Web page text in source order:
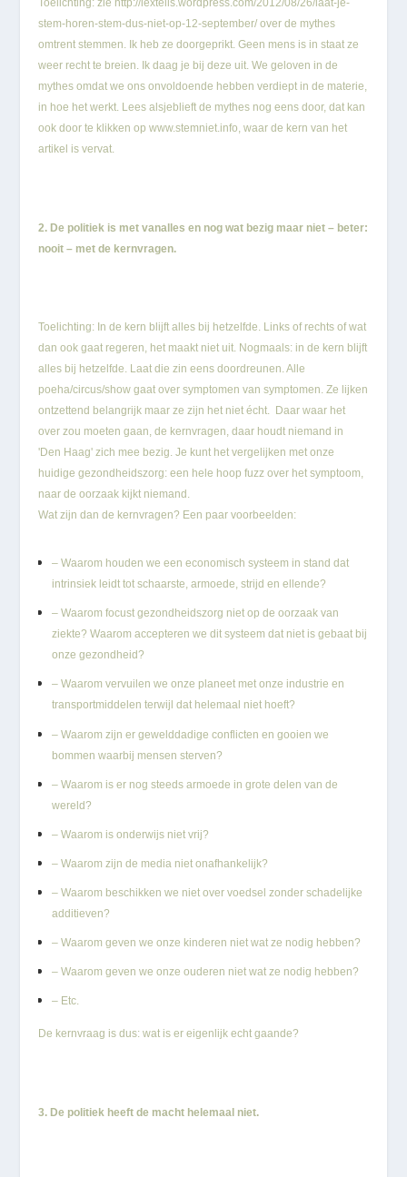
Toelichting: zie http://lextells.wordpress.com/2012/08/26/laat-je-
stem-horen-stem-dus-niet-op-12-september/ over de mythes
omtrent stemmen. Ik heb ze doorgeprikt. Geen mens is in staat ze
weer recht te breien. Ik daag je bij deze uit. We geloven in de
mythes omdat we ons onvoldoende hebben verdiept in de materie,
in hoe het werkt. Lees alsjeblieft de mythes nog eens door, dat kan
ook door te klikken opwww.stemniet.info, waar de kern van het
artikel is vervat.
2. De politiek is met vanalles en nog wat bezig maar niet – beter:
nooit – met de kernvragen.
Toelichting: In de kern blijft alles bij hetzelfde. Links of rechts of wat
dan ook gaat regeren, het maakt niet uit. Nogmaals: in de kern blijft
alles bij hetzelfde. Laat die zin eens doordreunen. Alle
poeha/circus/show gaat over symptomen van symptomen. Ze lijken
ontzettend belangrijk maar ze zijn het niet écht. Daar waar het
over zou moeten gaan, de kernvragen, daar houdt niemand in
'Den Haag' zich mee bezig. Je kunt het vergelijken met onze
huidige gezondheidszorg: een hele hoop fuzz over het symptoom,
naar de oorzaak kijkt niemand.
Wat zijn dan de kernvragen? Een paar voorbeelden:
– Waarom houden we een economisch systeem in stand dat
intrinsiek leidt tot schaarste, armoede, strijd en ellende?
– Waarom focust gezondheidszorg niet op de oorzaak van
ziekte? Waarom accepteren we dit systeem dat niet is gebaat bij
onze gezondheid?
– Waarom vervuilen we onze planeet met onze industrie en
transportmiddelen terwijl dat helemaal niet hoeft?
– Waarom zijn er gewelddadige conflicten en gooien we
bommen waarbij mensen sterven?
– Waarom is er nog steeds armoede in grote delen van de
wereld?
– Waarom is onderwijs niet vrij?
– Waarom zijn de media niet onafhankelijk?
– Waarom beschikken we niet over voedsel zonder schadelijke
additieven?
– Waarom geven we onze kinderen niet wat ze nodig hebben?
– Waarom geven we onze ouderen niet wat ze nodig hebben?
– Etc.
De kernvraag is dus: wat is er eigenlijk echt gaande?
3. De politiek heeft de macht helemaal niet.